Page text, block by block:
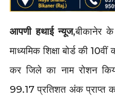
आपणी हथाई न्यूज,बीकानेर
माध्यमिक शिक्षा बोर्ड की 10वीं
कर जिले का नाम रोशन
99.17 प्रतिशत अंक प्राप्त